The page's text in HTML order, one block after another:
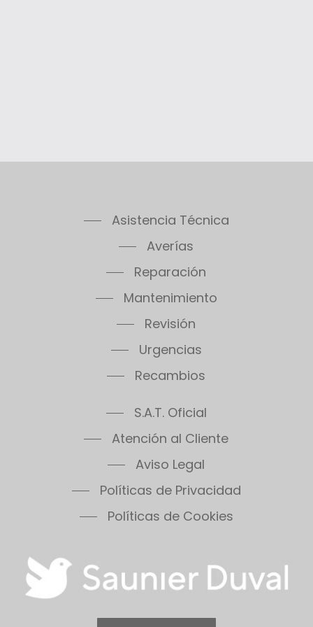
Asistencia Técnica
Averías
Reparación
Mantenimiento
Revisión
Urgencias
Recambios
S.A.T. Oficial
Atención al Cliente
Aviso Legal
Políticas de Privacidad
Políticas de Cookies